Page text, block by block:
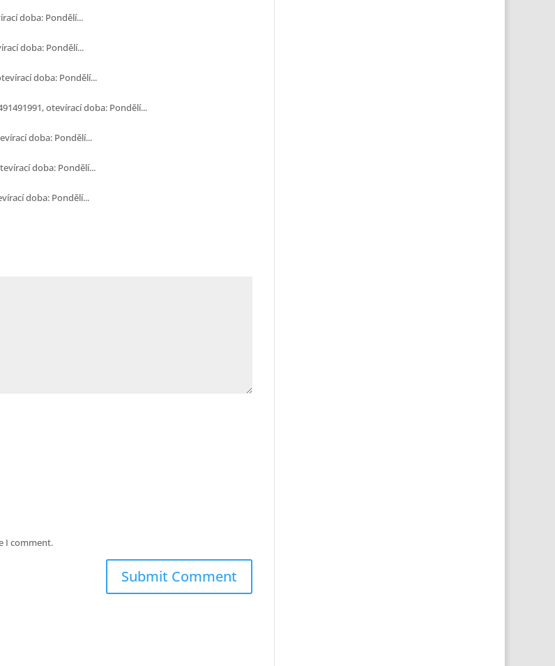
doba: Pondělí...
doba: Pondělí...
doba: Pondělí...
otevírací doba: Pondělí...
doba: Pondělí...
doba: Pondělí...
doba: Pondělí...
I comment.